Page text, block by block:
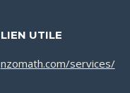
LIEN UTILE
nzomath.com/services/